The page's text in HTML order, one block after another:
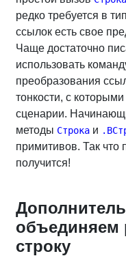
редко требуется в
ссылок есть свое
Чаще достаточно
использовать
преобразования
тонкости, с
сценарии.
методы Строка и
примитивов. Так что
получится!
объединяем
строку